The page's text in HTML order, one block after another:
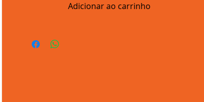
Adicionar ao carrinho